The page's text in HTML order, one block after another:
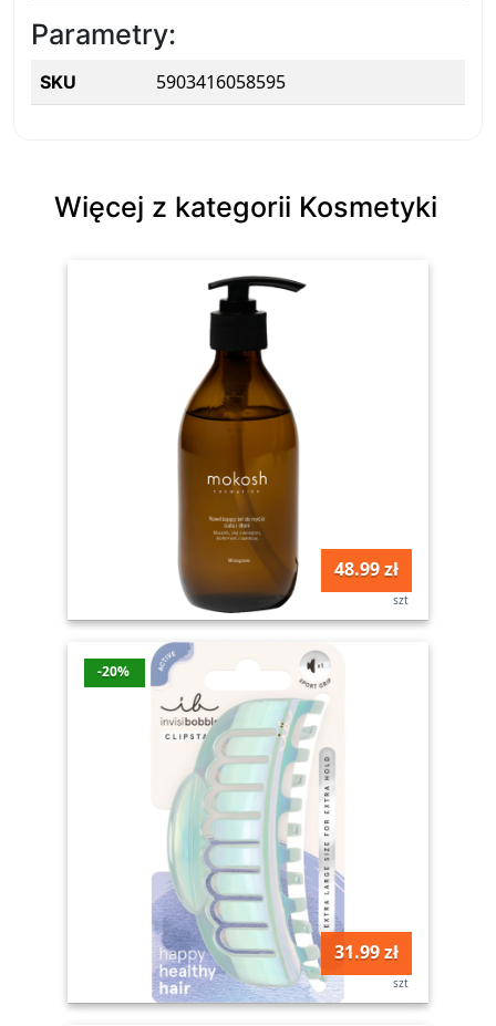
Parametry:
SKU 5903416058595
Więcej z kategorii Kosmetyki
48.99 zł
szt
-20%
31.99 zł
szt